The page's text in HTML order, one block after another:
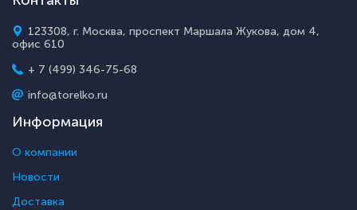
123308, г. Москва, проспект Маршала Жукова, дом 4,
офис 610
+ 7 (499) 346-75-68
info@torelko.ru
Информация
О компании
Новости
Доставка